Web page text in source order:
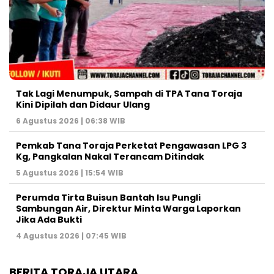
Tak Lagi Menumpuk, Sampah di TPA Tana Toraja
Kini Dipilah dan Didaur Ulang
6 Agustus 2026 | 06:38 WIB
Pemkab Tana Toraja Perketat Pengawasan LPG 3
Kg, Pangkalan Nakal Terancam Ditindak
5 Agustus 2026 | 15:54 WIB
Perumda Tirta Buisun Bantah Isu Pungli
Sambungan Air, Direktur Minta Warga Laporkan
Jika Ada Bukti
4 Agustus 2026 | 07:45 WIB